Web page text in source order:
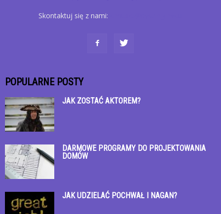
Skontaktuj się z nami:
POPULARNE POSTY
JAK ZOSTAĆ AKTOREM?
DARMOWE PROGRAMY DO PROJEKTOWANIA
DOMÓW
JAK UDZIELAĆ POCHWAŁ I NAGAN?